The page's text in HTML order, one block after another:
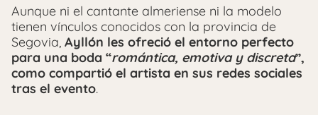
Aunque ni el cantante almeriense ni la modelo
tienen vínculos conocidos con la provincia de
Segovia, Ayllón les ofreció el entorno perfecto
para una boda “romántica, emotiva y discreta”,
como compartió el artista en sus redes sociales
tras el evento.